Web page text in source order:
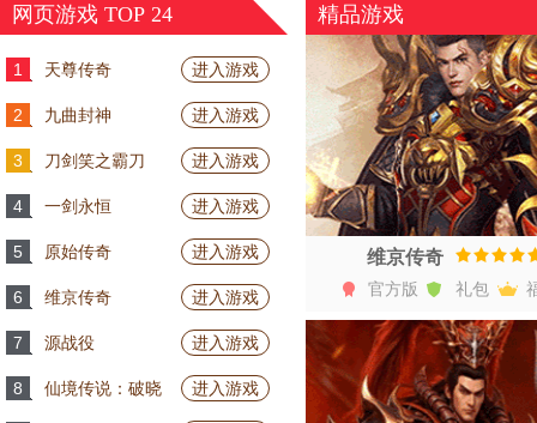
网页游戏 TOP 24
1 天尊传奇 进入游戏
2 九曲封神 进入游戏
3 刀剑笑之霸刀 进入游戏
4 一剑永恒 进入游戏
5 原始传奇 进入游戏
6 维京传奇 进入游戏
7 源战役 进入游戏
8 仙境传说：破晓 进入游戏
精品游戏
维京传奇
官方版 礼包
开始游戏